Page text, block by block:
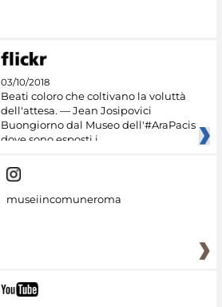
03/10/2018
Beati coloro che coltivano la voluttà
dell'attesa. — Jean Josipovici
Buongiorno dal Museo dell'#AraPacis
dove sono esposti i
museiincomuneroma